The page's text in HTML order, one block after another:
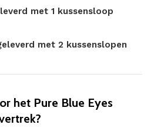
met 1 kussensloop
met 2 kussenslopen
het Pure Blue Eyes